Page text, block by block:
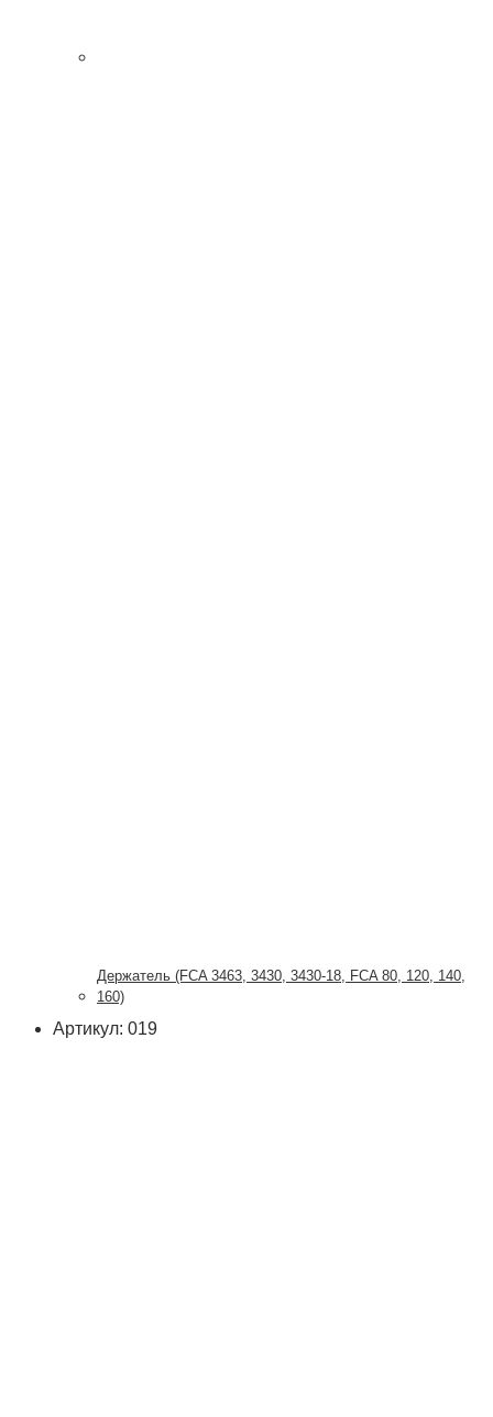
Держатель (FCA 3463, 3430, 3430-18, FCA 80, 120, 140,
160)
Артикул: 019